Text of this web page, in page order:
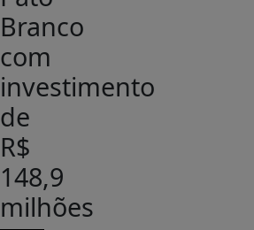
Branco
com
investimento
de
R$
148,9
milhões